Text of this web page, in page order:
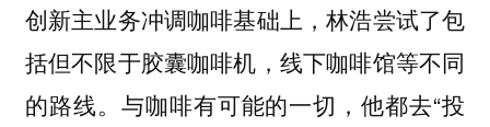
创新主业务冲调咖啡基础上，林浩尝试了包
括但不限于胶囊咖啡机，线下咖啡馆等不同
的路线。与咖啡有可能的一切，他都去“投